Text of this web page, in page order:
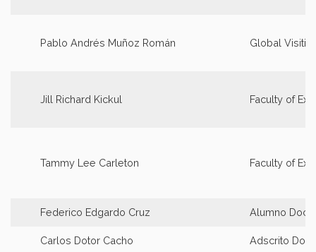
Pablo Andrés Muñoz Román Global
Jill Richard Kickul Faculty of
Tammy Lee Carleton Faculty of
Federico Edgardo Cruz Alumno
Carlos Dotor Cacho Adscrito